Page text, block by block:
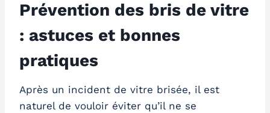
Prévention des bris de vitre
: astuces et bonnes
pratiques
Après un incident de vitre brisée, il est
naturel de vouloir éviter qu’il ne se